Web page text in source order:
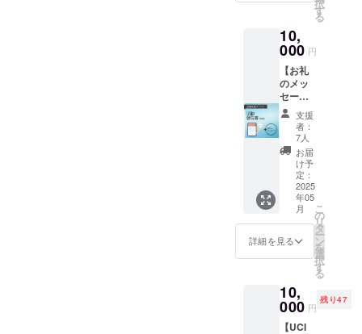
い致し
ます。
ます。
商品開
封前に
は必ず
お届け
のリ
ターン
に貼付
された
ラベル
や注意
書きを
ご確認
くださ
ジェク
トは
for
Social
good」
ベース
となる
「共創
デザイ
ン」に
ついて
の概論
と、今
回のプ
ロダク
トをで
はどの
ように
展開さ
れたの
か裏話
を講義
オンラ
インに
て視聴
NPO法
こども
食堂支
援セン
ター・
むすび
えが発
刊した
子ども
食堂向
けの防
災マ
ニュア
ル「こ
ども食
堂防災
マニュ
アル」
各こど
も食堂
の設備
規模や
択
す
る
10,
000 円
【お礼
のメッ
セー
ジ・活
動報告
プラン
C】 感
謝の気
持ちを
込めた
お礼の
メッ
セージ
と今回
のプロ
ジェク
動報告
書を作
成し、
PDFに
支援
者：
7人
お届
け予
定：
2025
年05
月
詳細を見る
こ
の
リ
タ
ー
ン
を
選
択
す
る
10,
000 円
残り47
【UCI